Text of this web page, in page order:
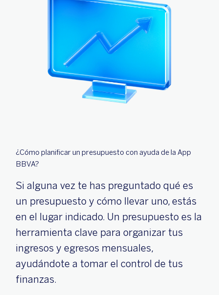
¿Cómo planificar un presupuesto con ayuda de la App
BBVA?
Si alguna vez te has preguntado qué es
un presupuesto y cómo llevar uno, estás
en el lugar indicado. Un presupuesto es la
herramienta clave para organizar tus
ingresos y egresos mensuales,
ayudándote a tomar el control de tus
finanzas.